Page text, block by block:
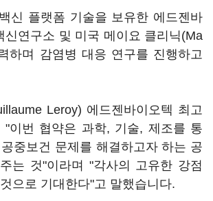
신 플랫폼 기술을 보유한 에드젠바
신연구소 및 미국 메이요 클리닉(Ma
하며 감염병 대응 연구를 진행하고
Leroy) 에드젠바이오텍 최고
"이번 협약은 과학, 기술, 제조를 통
중보건 문제를 해결하고자 하는 공
는 것"이라며 "각사의 고유한 강점
으로 기대한다"고 말했습니다.